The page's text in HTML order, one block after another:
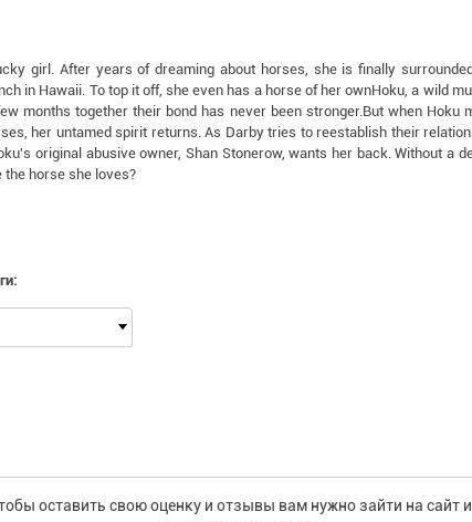
girl. After years of dreaming about horses, she is finally
in Hawaii. To top it off, she even has a horse of her ownHoku, a wild
months together their bond has never been stronger.But when Hoku
her untamed spirit returns. As Darby tries to reestablish their
original abusive owner, Shan Stonerow, wants her back. Without a
the horse she loves?
оставить свою оценку и отзывы вам нужно зайти на сайт